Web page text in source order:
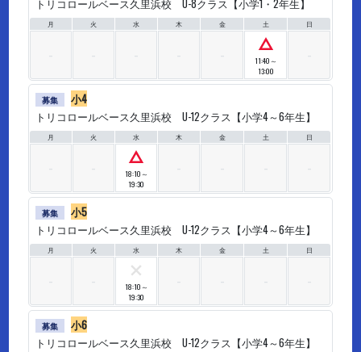
トリコロールベース久里浜校 U-8クラス【小学1・2年生】
月 火 水 木 金 土 日
11:40～
13:00
募集
小4
トリコロールベース久里浜校 U-12クラス【小学4～6年生】
月 火 水 木 金 土 日
18:10～
19:30
募集
小5
トリコロールベース久里浜校 U-12クラス【小学4～6年生】
月 火 水 木 金 土 日
18:10～
19:30
募集
小6
トリコロールベース久里浜校 U-12クラス【小学4～6年生】